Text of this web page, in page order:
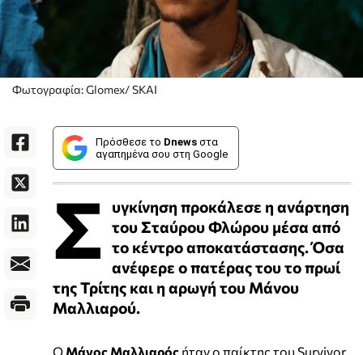
Φωτογραφία: Glomex/ SKAI
Πρόσθεσε το Dnews στα
αγαπημένα σου στη Google
Σ
υγκίνηση προκάλεσε η ανάρτηση
του Σταύρου Φλώρου μέσα από
το κέντρο αποκατάστασης. Όσα
ανέφερε ο πατέρας του το πρωί
της Τρίτης και η αρωγή του Μάνου
Μαλλιαρού.
Ο Μάνος Μαλλιαρός ήταν ο παίκτης του Survivor